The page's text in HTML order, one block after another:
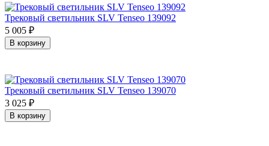
Трековый светильник SLV Tenseo 139092
5 005 ₽
В корзину
Трековый светильник SLV Tenseo 139070
3 025 ₽
В корзину